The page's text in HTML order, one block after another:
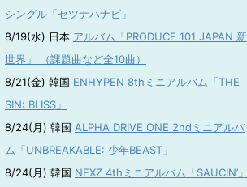
シングル「セツナハナビ」
8/19(水) 日本 アルバム「PRODUCE 101 JAPAN 新
世界」 （課題曲など全10曲）
8/21(金) 韓国 ENHYPEN 8thミニアルバム「THE
SIN: BLISS」
8/24(月) 韓国 ALPHA DRIVE ONE 2ndミニアルバ
ム「UNBREAKABLE: 少年BEAST」
8/24(月) 韓国 NEXZ 4thミニアルバム「SAUCIN’」